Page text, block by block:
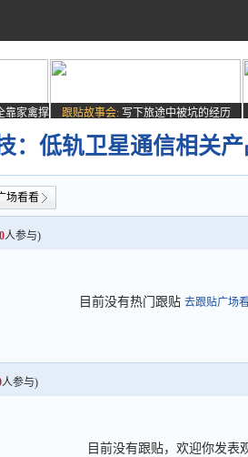
靠家禽撑
跟贴故事会: 写下旅途中被坑的经历
：低轨卫星通信相关
场看看
0人参与)
目前没有热门跟贴 去跟贴广场
人参与)
目前没有跟贴，欢迎你发表